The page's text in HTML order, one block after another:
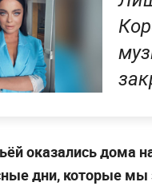
оказались дома
дни, которые мы